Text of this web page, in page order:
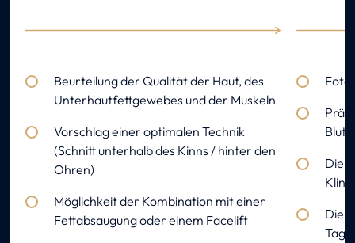
Beurteilung der Qualität der Haut, des
Unterhautfettgewebes und der Muskeln
Vorschlag einer optimalen Technik
(Schnitt unterhalb des Kinns / hinter den
Ohren)
Möglichkeit der Kombination mit einer
Fettabsaugung oder einem Facelift
Die
Die